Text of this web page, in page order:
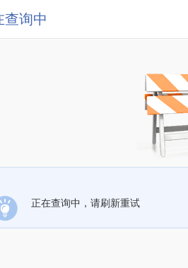
查询中
正在查询中，请刷新重试